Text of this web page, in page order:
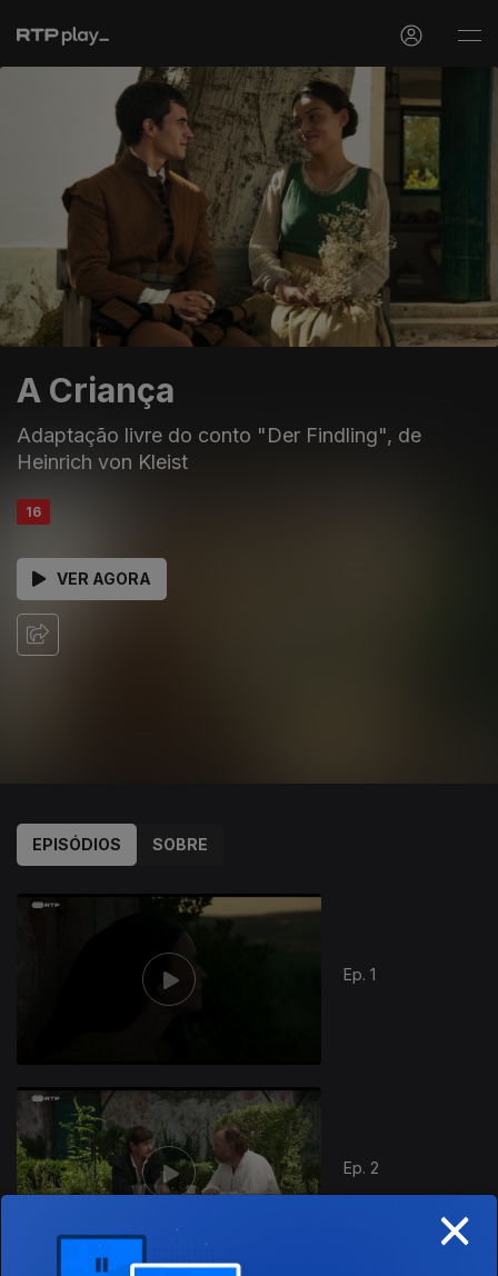
A Criança
Adaptação livre do conto "Der Findling", de
Heinrich von Kleist
16
VER AGORA
EPISÓDIOS SOBRE
Ep. 1
Ep. 2
×